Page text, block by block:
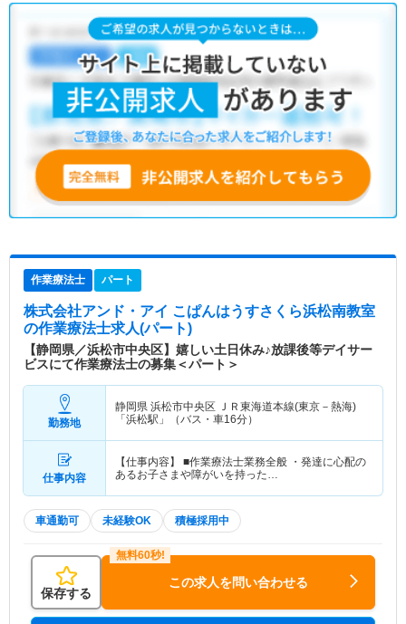
作業療法士 パート
株式会社アンド・アイ こぱんはうすさくら浜松南教室
の作業療法士求人(パート)
【静岡県／浜松市中央区】嬉しい土日休み♪放課後等デイサー
ビスにて作業療法士の募集＜パート＞
勤務地
静岡県 浜松市中央区 ＪＲ東海道本線(東京－熱海)
「浜松駅」（バス・車16分）
仕事内容
【仕事内容】 ■作業療法士業務全般 ・発達に心配の
あるお子さまや障がいを持った…
車通勤可 未経験OK 積極採用中
保存する
この求人を問い合わせる